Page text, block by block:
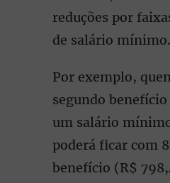
reduções por
de salário mínimo.
Por exemplo,
segundo
um salário
poderá ficar com
benefício (R$